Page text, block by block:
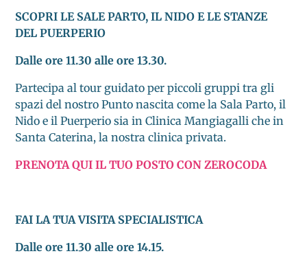
SCOPRI LE SALE PARTO, IL NIDO E LE STANZE
DEL PUERPERIO
Dalle ore 11.30 alle ore 13.30.
Partecipa al tour guidato per piccoli gruppi tra gli
spazi del nostro Punto nascita come la Sala Parto, il
Nido e il Puerperio sia in Clinica Mangiagalli che in
Santa Caterina, la nostra clinica privata.
PRENOTA QUI IL TUO POSTO CON ZEROCODA
FAI LA TUA VISITA SPECIALISTICA
Dalle ore 11.30 alle ore 14.15.